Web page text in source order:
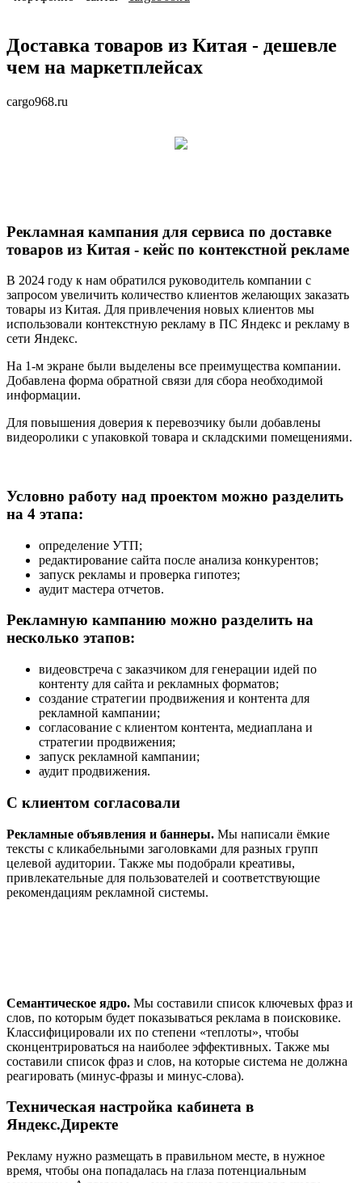
Доставка товаров из Китая - дешевле
чем на маркетплейсах
cargo968.ru
Рекламная кампания для сервиса по доставке
товаров из Китая - кейс по контекстной рекламе
В 2024 году к нам обратился руководитель компании с
запросом увеличить количество клиентов желающих заказать
товары из Китая. Для привлечения новых клиентов мы
использовали контекстную рекламу в ПС Яндекс и рекламу в
сети Яндекс.
На 1-м экране были выделены все преимущества компании.
Добавлена форма обратной связи для сбора необходимой
информации.
Для повышения доверия к перевозчику были добавлены
видеоролики с упаковкой товара и складскими помещениями.
Условно работу над проектом можно разделить
на 4 этапа:
определение УТП;
редактирование сайта после анализа конкурентов;
запуск рекламы и проверка гипотез;
аудит мастера отчетов.
Рекламную кампанию можно разделить на
несколько этапов:
видеовстреча с заказчиком для генерации идей по
контенту для сайта и рекламных форматов;
создание стратегии продвижения и контента для
рекламной кампании;
согласование с клиентом контента, медиаплана и
стратегии продвижения;
запуск рекламной кампании;
аудит продвижения.
С клиентом согласовали
Рекламные объявления и баннеры. Мы написали ёмкие
тексты с кликабельными заголовками для разных групп
целевой аудитории. Также мы подобрали креативы,
привлекательные для пользователей и соответствующие
рекомендациям рекламной системы.
Семантическое ядро. Мы составили список ключевых фраз и
слов, по которым будет показываться реклама в поисковике.
Классифицировали их по степени «теплоты», чтобы
сконцентрироваться на наиболее эффективных. Также мы
составили список фраз и слов, на которые система не должна
реагировать (минус-фразы и минус-слова).
Техническая настройка кабинета в
Яндекс.Директе
Рекламу нужно размещать в правильном месте, в нужное
время, чтобы она попадалась на глаза потенциальным